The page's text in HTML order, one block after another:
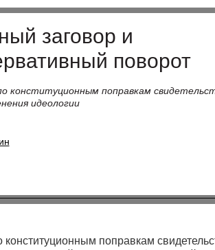
заговор и
поворот
конституционным поправкам
идеологии
конституционным поправкам